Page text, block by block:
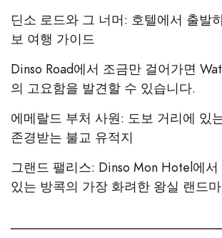
딘소 로드와 그 너머: 호텔에서 출발
보 여행 가이드
Dinso Road에서 조금만 걸어가면
의 고요함을 발견할 수 있습니다.
에메랄드 부처 사원: 도보 거리에 있
존경받는 불교 유적지
그랜드 팰리스: Dinso Mon Hotel에
있는 방콕의 가장 화려한 왕실 랜드